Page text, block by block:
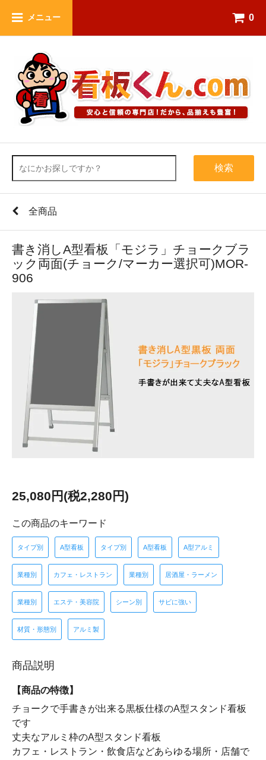
メニュー 0
検索
全商品
書き消しA型看板「モジラ」チョークブラ
ック両面(チョーク/マーカー選択可)MOR-
906
25,080円(税2,280円)
この商品のキーワード
タイプ別 A型看板 タイプ別 A型看板 A型アルミ
業種別 カフェ・レストラン 業種別 居酒屋・ラーメン
業種別 エステ・美容院 シーン別 サビに強い
材質・形態別 アルミ製
商品説明
【商品の特徴】
チョークで手書きが出来る黒板仕様のA型スタンド看板
です
丈夫なアルミ枠のA型スタンド看板
カフェ・レストラン・飲食店などあらゆる場所・店舗で